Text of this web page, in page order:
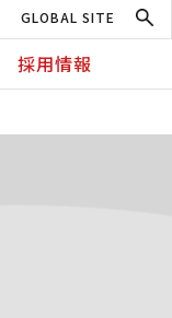
GLOBAL SITE
採用情報